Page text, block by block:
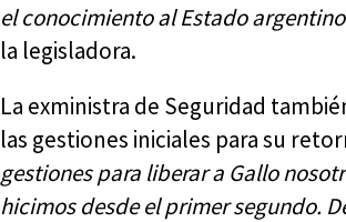
el conocimiento al Estado
la legisladora.
La exministra de Seguridad
las gestiones iniciales para su
gestiones para liberar a Gallo
hicimos desde el primer segundo.